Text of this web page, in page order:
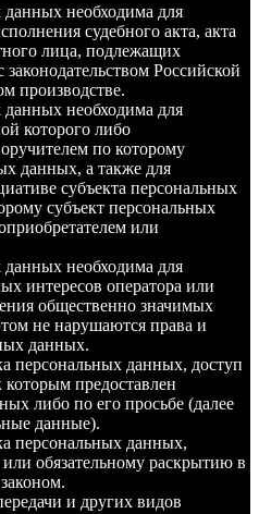
необходима для
судебного акта, акта
лица, подлежащих
Российской
производстве.
необходима для
которого либо
по которому
данных, а также для
субъекта персональных
субъект персональных
или
необходима для
интересов оператора или
общественно значимых
не нарушаются права и
данных.
персональных данных, доступ
предоставлен
либо по его просьбе (далее
данные).
персональных данных,
обязательному раскрытию в
и других видов